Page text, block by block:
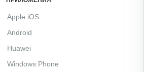
Apple iOS
Android
Huawei
Windows Phone